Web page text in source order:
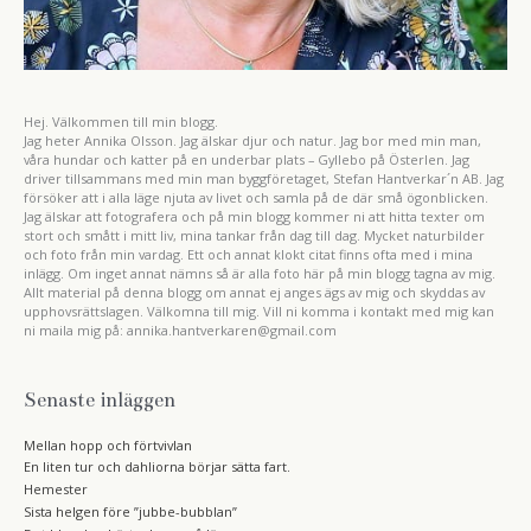
Hej. Välkommen till min blogg.
Jag heter Annika Olsson. Jag älskar djur och natur. Jag bor med min man,
våra hundar och katter på en underbar plats – Gyllebo på Österlen. Jag
driver tillsammans med min man byggföretaget, Stefan Hantverkar´n AB. Jag
försöker att i alla läge njuta av livet och samla på de där små ögonblicken.
Jag älskar att fotografera och på min blogg kommer ni att hitta texter om
stort och smått i mitt liv, mina tankar från dag till dag. Mycket naturbilder
och foto från min vardag. Ett och annat klokt citat finns ofta med i mina
inlägg. Om inget annat nämns så är alla foto här på min blogg tagna av mig.
Allt material på denna blogg om annat ej anges ägs av mig och skyddas av
upphovsrättslagen. Välkomna till mig. Vill ni komma i kontakt med mig kan
ni maila mig på: annika.hantverkaren@gmail.com
Senaste inläggen
Mellan hopp och förtvivlan
En liten tur och dahliorna börjar sätta fart.
Hemester
Sista helgen före ”jubbe-bubblan”